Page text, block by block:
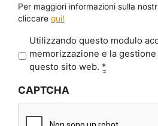
Per maggiori informazioni sulla
cliccare qui!
r
a
c
Utilizzando questo modulo
memorizzazione e la
questo sito web. *
CAPTCHA